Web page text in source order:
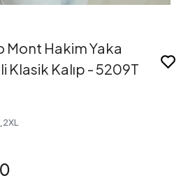
Mont Hakim Yaka
Klasik Kalıp - 5209T